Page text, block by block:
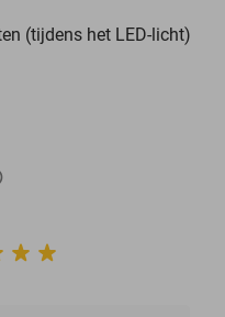
(tijdens het LED-licht)